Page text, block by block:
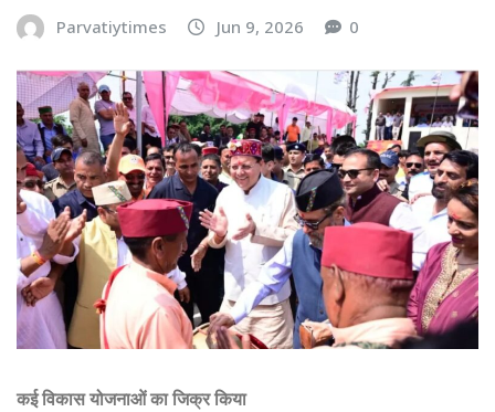
Parvatiytimes Jun 9, 2026 0
कई विकास योजनाओं का जिक्र किया